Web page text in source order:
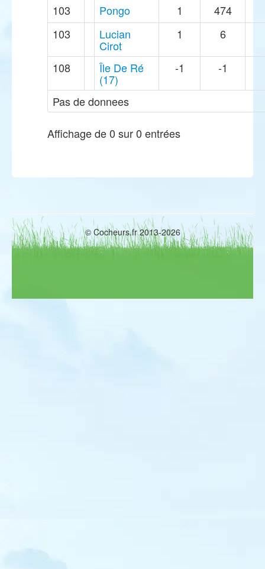
103 Pongo 1
474
103
Lucian
Cirot
1 6
108 Île De Ré
(17)
-1 -1
Pas de donnees
Affichage de 0 sur 0 entrées
© Cocheurs.fr 2013-2026